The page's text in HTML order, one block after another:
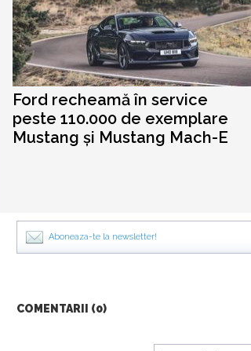
Ford recheamă în service
peste 110.000 de exemplare
Mustang și Mustang Mach-E
Aboneaza-te la newsletter!
COMENTARII (0)